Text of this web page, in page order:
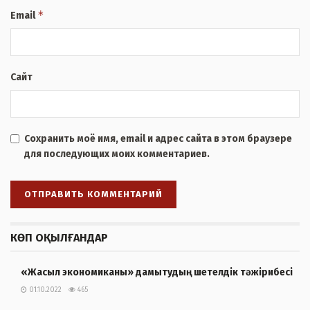
Email*
Сайт
Сохранить моё имя, email и адрес сайта в этом браузере
для последующих моих комментариев.
КӨП ОҚЫЛҒАНДАР
«Жасыл экономиканы» дамытудың шетелдік тәжірибесі
01.10.2022 465